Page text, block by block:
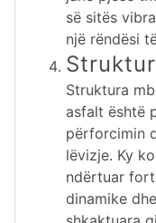
së sitës
një rëndësi
Struktura
asfalt është
përforcimin
lëvizje. Ky
ndërtuar
dinamike